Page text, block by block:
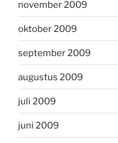
november 2009
oktober 2009
september 2009
augustus 2009
juli 2009
juni 2009